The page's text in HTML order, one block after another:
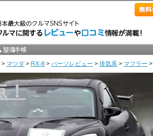
> マツダ > RX-8 > パーツレビュー > 排気系 > マフラー >
！